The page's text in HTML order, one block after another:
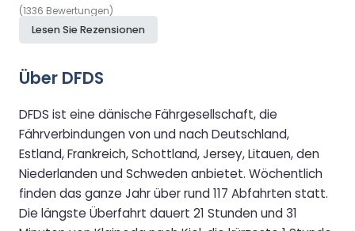
(1336 Bewertungen)
Lesen Sie Rezensionen
Über DFDS
DFDS ist eine dänische Fährgesellschaft, die
Fährverbindungen von und nach Deutschland,
Estland, Frankreich, Schottland, Jersey, Litauen, den
Niederlanden und Schweden anbietet. Wöchentlich
finden das ganze Jahr über rund 117 Abfahrten statt.
Die längste Überfahrt dauert 21 Stunden und 31